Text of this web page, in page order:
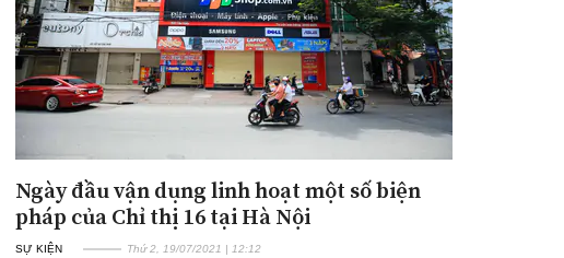
Ngày đầu vận dụng linh hoạt một số biện
pháp của Chỉ thị 16 tại Hà Nội
SỰ KIỆN Thứ 2, 19/07/2021 | 12:12